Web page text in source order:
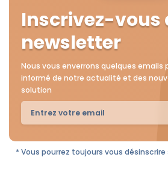
Inscrivez-vous
newsletter
Nous vous enverrons quelques emails
informé de notre actualité et des
solution
* Vous pourrez toujours vous